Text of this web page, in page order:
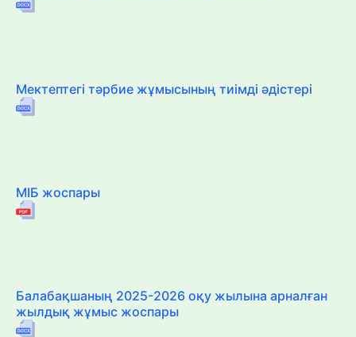
Мектептегі тәрбие жұмысының тиімді әдістері
МІБ жоспары
Балабақшаның 2025-2026 оқу жылына арналған
жылдық жұмыс жоспары